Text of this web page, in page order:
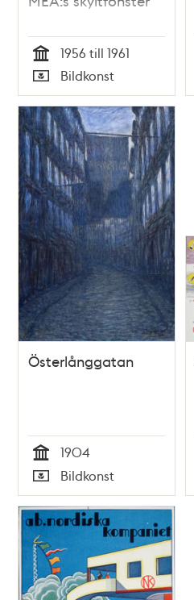
Tid
1956 till 1961
Typ
Bildkonst
Österlånggatan
Tid
1904
Typ
Bildkonst